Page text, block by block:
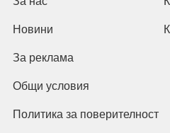
Новини
За реклама
Общи условия
Политика за поверителност